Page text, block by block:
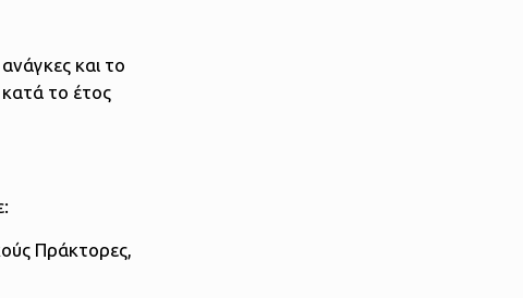
και το
το έτος
Πράκτορες,